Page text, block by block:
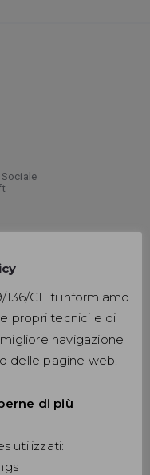
CE ti informiamo
propri tecnici e di
navigazione
delle pagine web.
di più
utilizzati: